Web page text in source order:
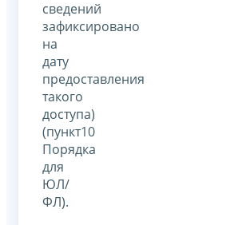
сведений
зафиксировано
на
дату
предоставления
такого
доступа)
(пункт10
Порядка
для
ЮЛ/
ФЛ).